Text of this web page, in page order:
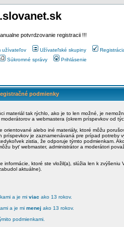
potvrdzovanie registracii !!!
užívateľov Užívateľské skupiny
Súkromné správy Prihlásenie
podmienky
tak rýchlo, ako je to len možné, je
a webmastera (okrem príspevkov od
alebo iné materiály, ktoré môžu
je zaznamenávaná pre prípad potreby
zistia, že odporuje týmto podmienkam.
byť webmaster, administrátor a moderátori
ktoré ste vložil(a), slúžia len k
aktuálne).
a je mi viac ako 13 rokov.
a je mi menej ako 13 rokov.
podmienkami.